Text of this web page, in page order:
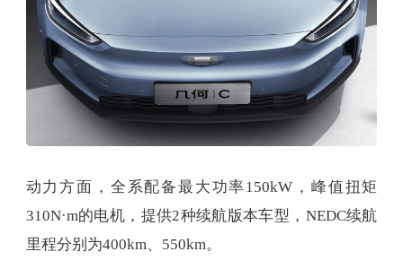
动力方面，全系配备最大功率150kW，峰值扭矩
310N·m的电机，提供2种续航版本车型，NEDC续航
里程分别为400km、550km。